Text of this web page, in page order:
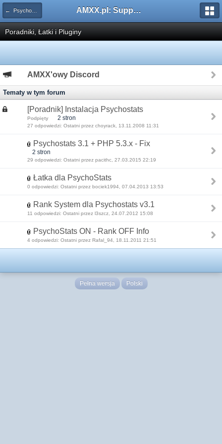
← Psychostats AMXX.pl: Support AMX Mod X i SourceMod
Poradniki, Łatki i Pluginy
AMXX'owy Discord
Tematy w tym forum
[Poradnik] Instalacja Psychostats
Podpięty 2 stron
27 odpowiedzi: Ostatni przez choyrack, 13.11.2008 11:31
Psychostats 3.1 + PHP 5.3.x - Fix
2 stron
29 odpowiedzi: Ostatni przez pacithc, 27.03.2015 22:19
Łatka dla PsychoStats
0 odpowiedzi: Ostatni przez bociek1994, 07.04.2013 13:53
Rank System dla Psychostats v3.1
11 odpowiedzi: Ostatni przez l3szcz, 24.07.2012 15:08
PsychoStats ON - Rank OFF Info
4 odpowiedzi: Ostatni przez Rafal_94, 18.11.2011 21:51
Pełna wersja Polski